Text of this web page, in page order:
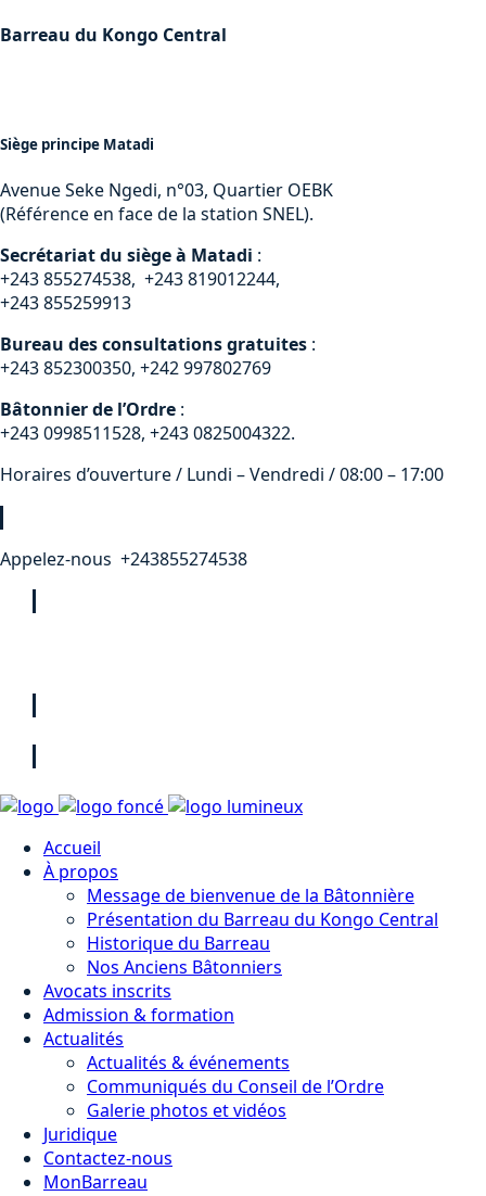
Barreau du Kongo Central
Siège principe Matadi
Avenue Seke Ngedi, n°03, Quartier OEBK
(Référence en face de la station SNEL).
Secrétariat du siège à Matadi :
+243 855274538, +243 819012244,
+243 855259913
Bureau des consultations gratuites :
+243 852300350, +242 997802769
Bâtonnier de l’Ordre :
+243 0998511528, +243 0825004322.
Horaires d’ouverture / Lundi – Vendredi / 08:00 – 17:00
Appelez-nous +243855274538
Accueil
À propos
Message de bienvenue de la Bâtonnière
Présentation du Barreau du Kongo Central
Historique du Barreau
Nos Anciens Bâtonniers
Avocats inscrits
Admission & formation
Actualités
Actualités & événements
Communiqués du Conseil de l’Ordre
Galerie photos et vidéos
Juridique
Contactez-nous
MonBarreau